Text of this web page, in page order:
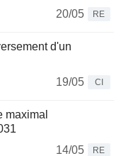
20/05
RE
d'un
19/05
CI
maximal
14/05
RE